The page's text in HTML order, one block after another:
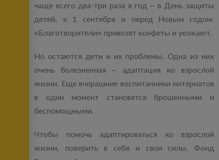
чаще всего два-три раза в год – в День защиты
детей, к 1 сентября и перед Новым годом.
«Благотворители» привозят конфеты и уезжают.
Но остаются дети и их проблемы. Одна из них
очень болезненная – адаптация ко взрослой
жизни. Еще вчерашние воспитанники интернатов
в один момент становятся брошенными и
беспомощными.
Чтобы помочь адаптироваться ко взрослой
жизни, поверить в себя и свои силы, Фонд